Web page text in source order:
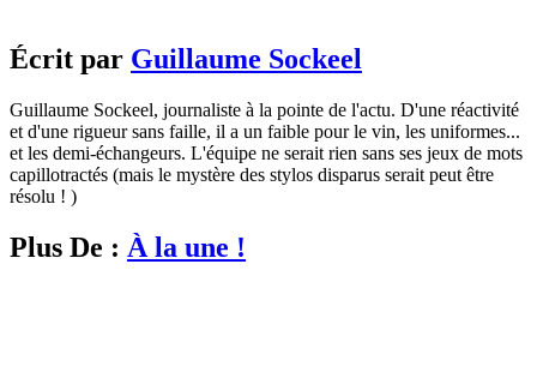
Écrit par Guillaume Sockeel
Guillaume Sockeel, journaliste à la pointe de l'actu. D'une réactivité
et d'une rigueur sans faille, il a un faible pour le vin, les uniformes...
et les demi-échangeurs. L'équipe ne serait rien sans ses jeux de mots
capillotractés (mais le mystère des stylos disparus serait peut être
résolu ! )
Plus De : À la une !